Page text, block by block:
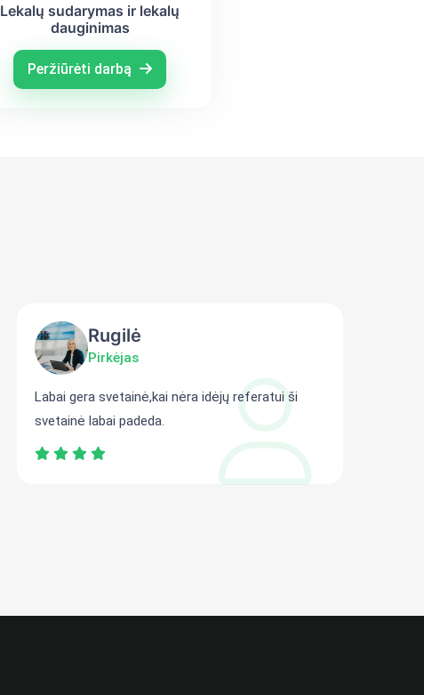
Lekalų sudarymas ir lekalų
dauginimas
Peržiūrėti darbą
Rugilė
Pirkėjas
Labai gera svetainė,kai nėra idėjų referatui ši
svetainė labai padeda.